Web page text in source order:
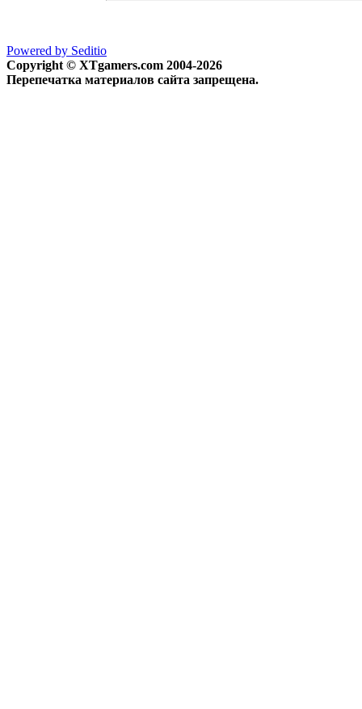
Powered by Seditio
Copyright © XTgamers.com 2004-2026
Перепечатка материалов сайта запрещена.